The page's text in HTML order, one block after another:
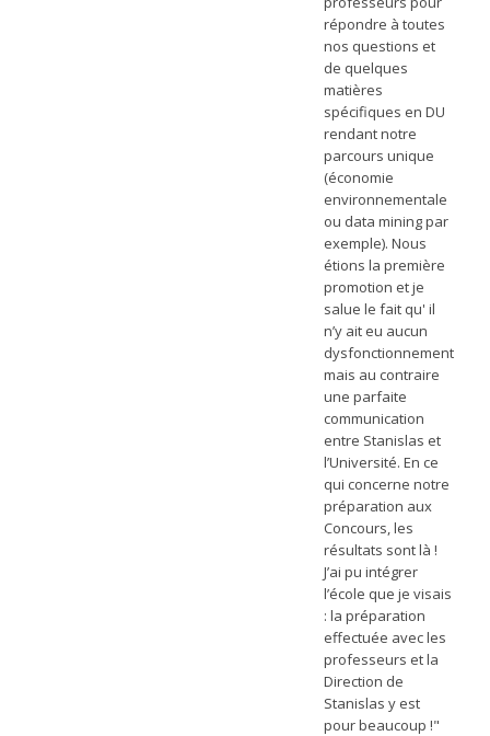
répondre à toutes
nos questions et
de quelques
matières
spécifiques en DU
rendant notre
parcours unique
(économie
environnementale
ou data mining par
exemple). Nous
étions la première
promotion et je
salue le fait qu' il
n’y ait eu aucun
dysfonctionnement
mais au contraire
une parfaite
communication
entre Stanislas et
l’Université. En ce
qui concerne notre
préparation aux
Concours, les
résultats sont là !
J’ai pu intégrer
l’école que je visais
: la préparation
effectuée avec les
professeurs et la
Direction de
Stanislas y est
pour beaucoup !"